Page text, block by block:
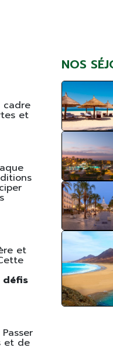
cadre
et
et
défis
Passer
et de
NOS